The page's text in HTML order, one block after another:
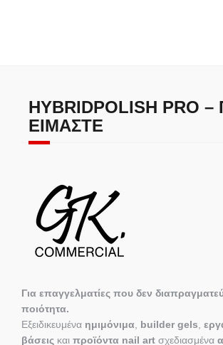
HYBRIDPOLISH PRO –
ΕΊΜΑΣΤΕ
Για επαγγελματίες που δεν
ποιότητα.
Εξειδικευμένα ημιμόνιμα builder gels
βάσεις και προϊόντα nail art σχεδιασμένα